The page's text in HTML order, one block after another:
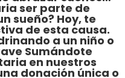
ser parte de
sueño? Hoy, te
de esta causa.
a un niño o
Sumándote
en nuestros
donación única o